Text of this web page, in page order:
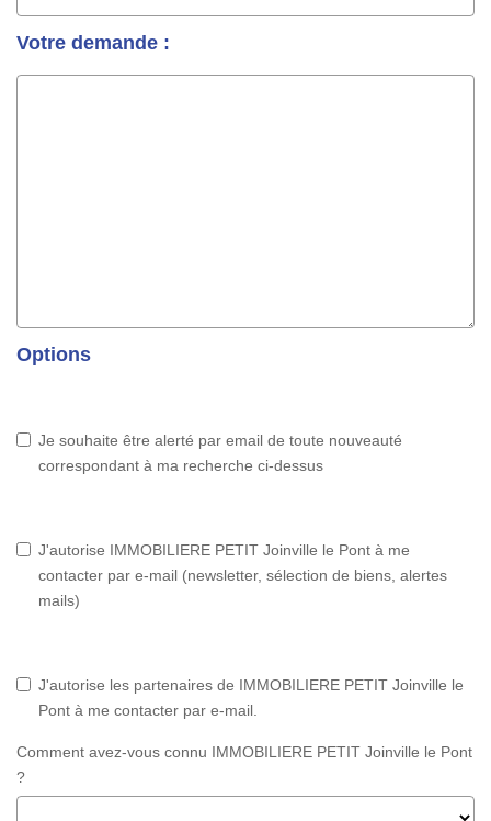
Votre demande :
Options
Je souhaite être alerté par email de toute nouveauté
correspondant à ma recherche ci-dessus
J'autorise IMMOBILIERE PETIT Joinville le Pont à me
contacter par e-mail (newsletter, sélection de biens, alertes
mails)
J'autorise les partenaires de IMMOBILIERE PETIT Joinville le
Pont à me contacter par e-mail.
Comment avez-vous connu IMMOBILIERE PETIT Joinville le Pont
?